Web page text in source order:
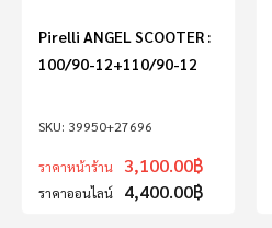
39950+27696
Pirelli ANGEL SCOOTER :
100/90-12+110/90-12
ราคาหน้าร้าน 3,100.00฿
ราคาออนไลน์ 4,400.00฿